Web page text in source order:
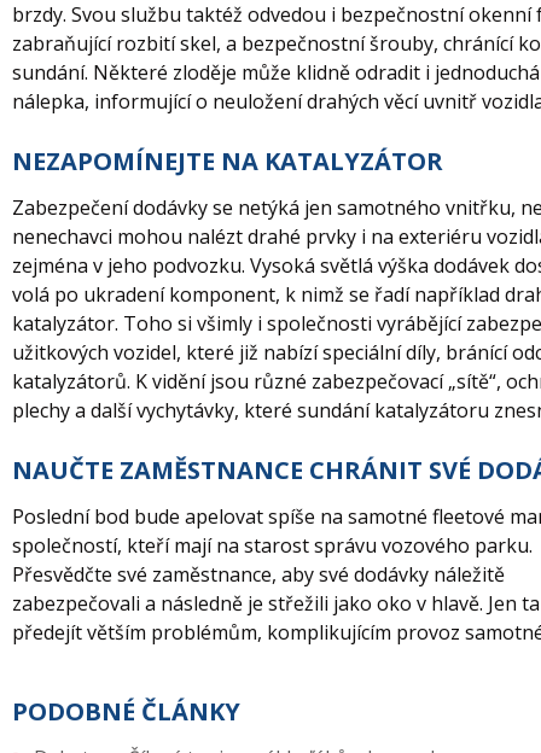
brzdy. Svou službu taktéž odvedou i bezpečnostní okenní
zabraňující rozbití skel, a bezpečnostní šrouby, chránící
sundání. Některé zloděje může klidně odradit i jednoduchá
nálepka, informující o neuložení drahých věcí uvnitř
NEZAPOMÍNEJTE NA KATALYZÁTOR
Zabezpečení dodávky se netýká jen samotného vnitřku,
nenechavci mohou nalézt drahé prvky i na exteriéru
zejména v jeho podvozku. Vysoká světlá výška dodávek
volá po ukradení komponent, k nimž se řadí například
katalyzátor. Toho si všimly i společnosti vyrábějící
užitkových vozidel, které již nabízí speciální díly, bránící
katalyzátorů. K vidění jsou různé zabezpečovací „sítě“,
plechy a další vychytávky, které sundání katalyzátoru
NAUČTE ZAMĚSTNANCE CHRÁNIT SVÉ
Poslední bod bude apelovat spíše na samotné fleetové
společností, kteří mají na starost správu vozového parku.
Přesvědčte své zaměstnance, aby své dodávky náležitě
zabezpečovali a následně je střežili jako oko v hlavě. Jen
předejít větším problémům, komplikujícím provoz
PODOBNÉ ČLÁNKY